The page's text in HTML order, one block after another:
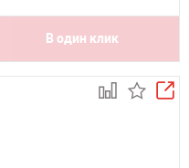
В один клик